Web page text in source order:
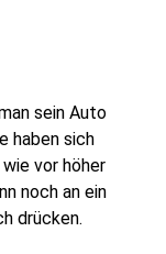
sein Auto
haben sich
vor höher
noch an ein
drücken.